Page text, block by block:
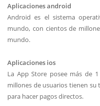
Aplicaciones android
Android es el sistema
mundo, con cientos de
mundo.
Aplicaciones ios
La App Store posee más de
millones de usuarios tienen su
para hacer pagos directos.